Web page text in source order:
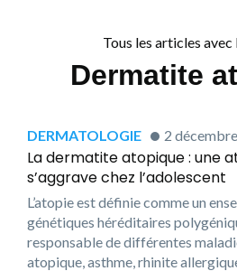
Tous les articles avec
Dermatite
DERMATOLOGIE 2
La dermatite atopique : une
s’aggrave chez l’adolescent
L’atopie est définie comme un
génétiques héréditaires
responsable de différentes
atopique, asthme, rhinite